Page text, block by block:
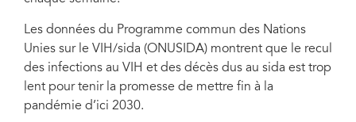
Les données du Programme commun des Nations
Unies sur le VIH/sida (ONUSIDA) montrent que le recul
des infections au VIH et des décès dus au sida est trop
lent pour tenir la promesse de mettre fin à la
pandémie d’ici 2030.